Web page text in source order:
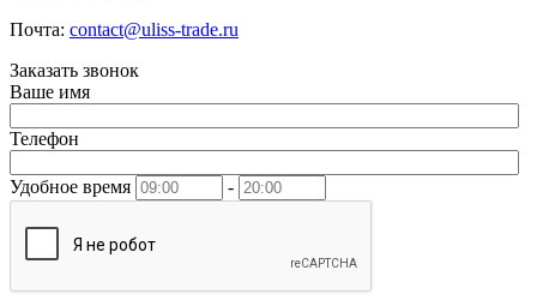
Почта: contact@uliss-trade.ru
Заказать звонок
Ваше имя
Телефон
Удобное время -